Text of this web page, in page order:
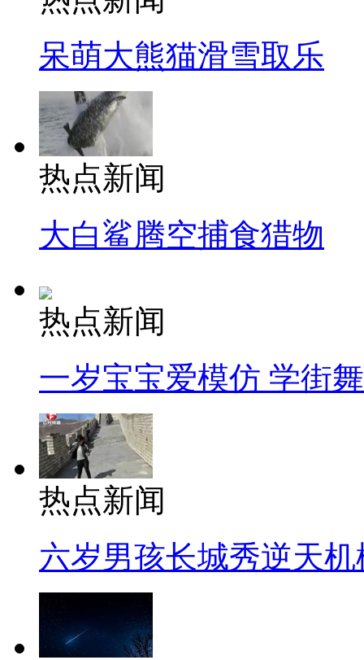
呆萌大熊猫滑雪取乐
热点新闻
大白鲨腾空捕食猎物
热点新闻
一岁宝宝爱模仿 学街
热点新闻
六岁男孩长城秀逆天机